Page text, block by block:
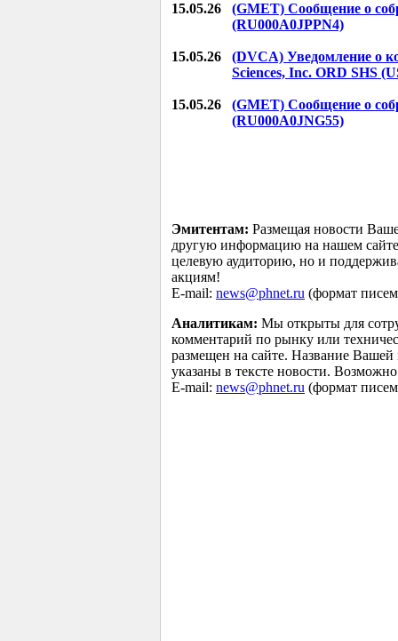
15.05.26
(GMET) Сообщение о
(RU000A0JPPN4)
15.05.26
(DVCA) Уведомление о
Sciences, Inc. ORD SHS
15.05.26
(GMET) Сообщение о
(RU000A0JNG55)
Эмитентам: Размещая новости
другую информацию на нашем
целевую аудиторию, но и
акциям!
E-mail: news@phnet.ru (формат
Аналитикам: Мы открыты для
комментарий по рынку или
размещен на сайте. Название
указаны в тексте новости.
E-mail: news@phnet.ru (формат